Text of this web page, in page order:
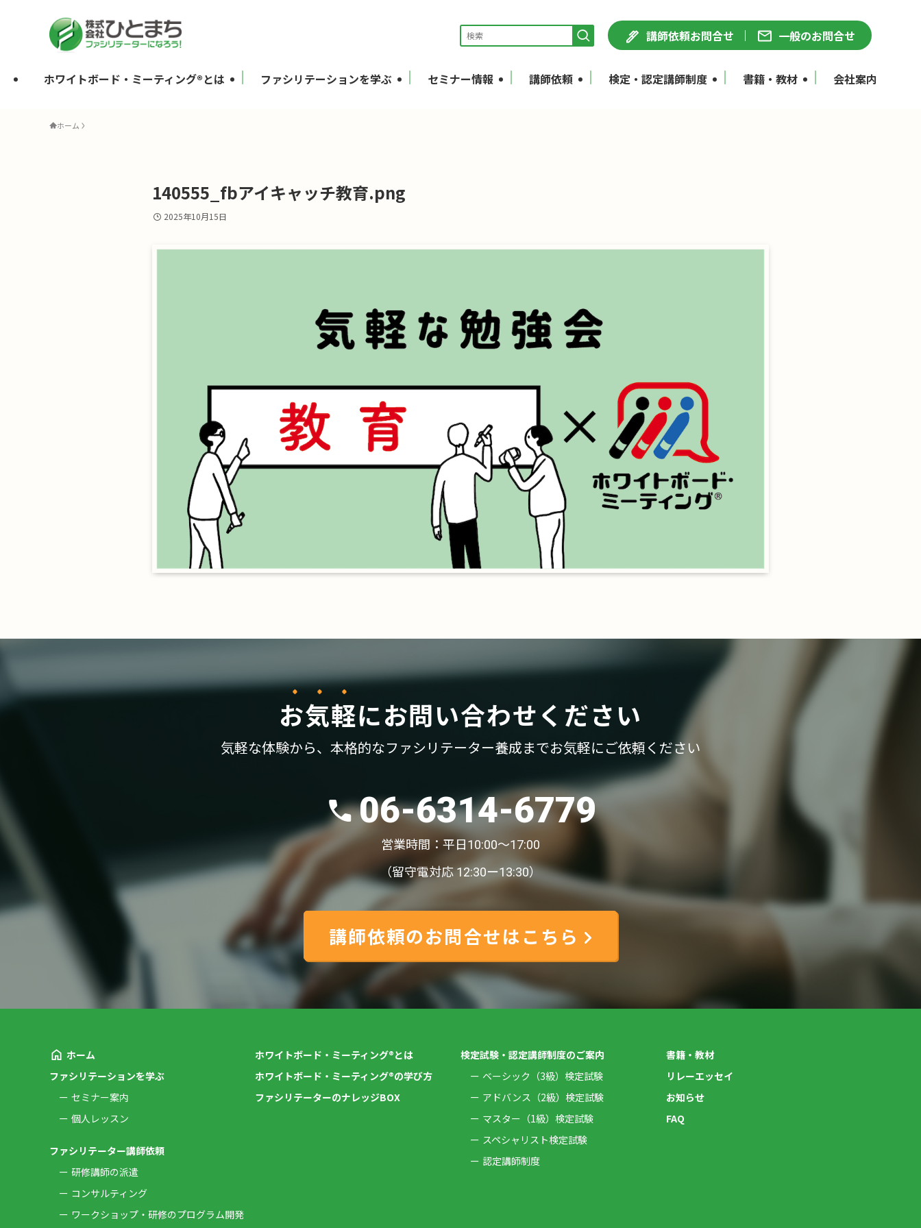
講師依頼お問合せ 一般のお問合せ
ホワイトボード・ミーティング®とは ファシリテーションを学ぶ セミナー情報 講師依頼 検定・認定講師制度 書籍・教材 会社案内
ホーム
140555_fbアイキャッチ教育.png
2025年10月15日
お気軽にお問い合わせください
気軽な体験から、 本格的なファシリテーター養成までお気軽にご依頼ください
06-6314-6779
営業時間：平日10:00〜17:00
（留守電対応 12:30ー13:30）
講師依頼のお問合せはこちら
ホーム
ファシリテーションを学ぶ
セミナー案内
個人レッスン
ファシリテーター講師依頼
研修講師の派遣
コンサルティング
ワークショップ・研修のプログラム開発
ホワイトボード・ミーティング®とは
ホワイトボード・ミーティング®の学び方
ファシリテーターのナレッジBOX
検定試験・認定講師制度のご案内
ベーシック（3級）検定試験
アドバンス（2級）検定試験
マスター（1級）検定試験
スペシャリスト検定試験
認定講師制度
書籍・教材
リレーエッセイ
お知らせ
FAQ